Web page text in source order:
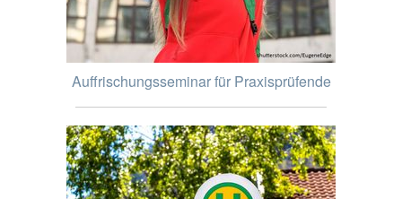
Auffrischungsseminar für Praxisprüfende